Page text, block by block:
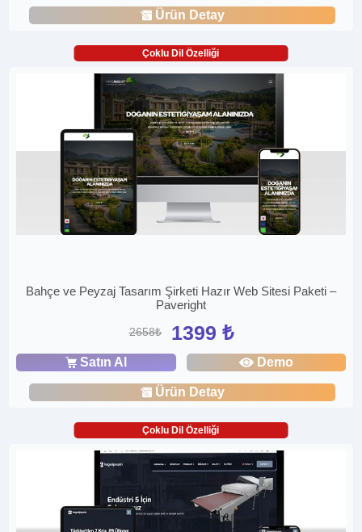
Ürün Detay
Çoklu Dil Özelliği
Bahçe ve Peyzaj Tasarım Şirketi Hazır Web Sitesi Paketi –
Paveright
2658₺ 1399 ₺
Satın Al Demo
Ürün Detay
Çoklu Dil Özelliği